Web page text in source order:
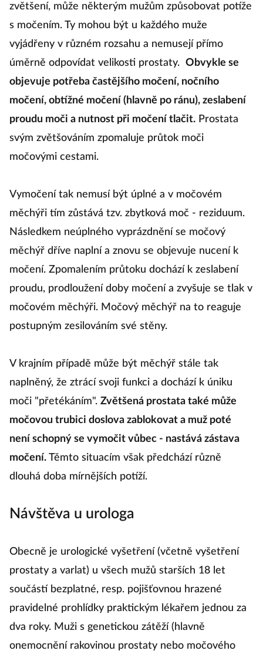
zvětšení, může některým mužům způsobovat potíže
s močením. Ty mohou být u každého muže
vyjádřeny v různém rozsahu a nemusejí přímo
úměrně odpovídat velikosti prostaty. Obvykle se
objevuje potřeba častějšího močení, nočního
močení, obtížné močení (hlavně po ránu), zeslabení
proudu moči a nutnost při močení tlačit. Prostata
svým zvětšováním zpomaluje průtok moči
močovými cestami.
Vymočení tak nemusí být úplné a v močovém
měchýři tím zůstává tzv. zbytková moč - reziduum.
Následkem neúplného vyprázdnění se močový
měchýř dříve naplní a znovu se objevuje nucení k
močení. Zpomalením průtoku dochází k zeslabení
proudu, prodloužení doby močení a zvyšuje se tlak v
močovém měchýři. Močový měchýř na to reaguje
postupným zesilováním své stěny.
V krajním případě může být měchýř stále tak
naplněný, že ztrácí svoji funkci a dochází k úniku
moči "přetékáním". Zvětšená prostata také může
močovou trubici doslova zablokovat a muž poté
není schopný se vymočit vůbec - nastává zástava
močení. Těmto situacím však předchází různě
dlouhá doba mírnějších potíží.
Návštěva u urologa
Obecně je urologické vyšetření (včetně vyšetření
prostaty a varlat) u všech mužů starších 18 let
součástí bezplatné, resp. pojišťovnou hrazené
pravidelné prohlídky praktickým lékařem jednou za
dva roky. Muži s genetickou zátěží (hlavně
onemocnění rakovinou prostaty nebo močového